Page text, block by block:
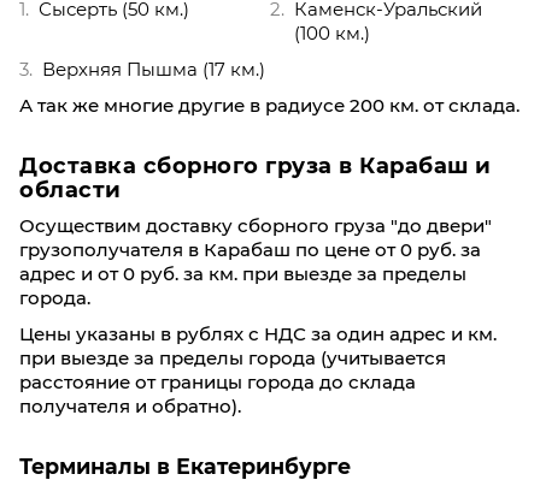
Сысерть (50 км.)
Каменск-Уральский
(100 км.)
Верхняя Пышма (17 км.)
А так же многие другие в радиусе 200 км. от склада.
Доставка сборного груза в Карабаш и
области
Осуществим доставку сборного груза "до двери"
грузополучателя в Карабаш по цене от 0 руб. за
адрес и от 0 руб. за км. при выезде за пределы
города.
Цены указаны в рублях с НДС за один адрес и км.
при выезде за пределы города (учитывается
расстояние от границы города до склада
получателя и обратно).
Терминалы в Екатеринбурге